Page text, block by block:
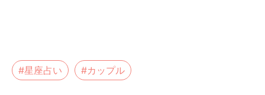
#星座占い #カップル